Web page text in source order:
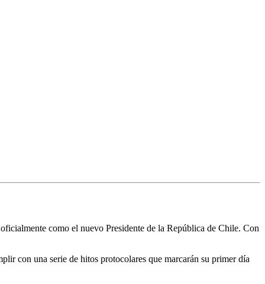
como el nuevo Presidente de la República de Chile. Con
con una serie de hitos protocolares que marcarán su primer día